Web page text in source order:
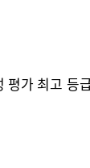
가 최고 등